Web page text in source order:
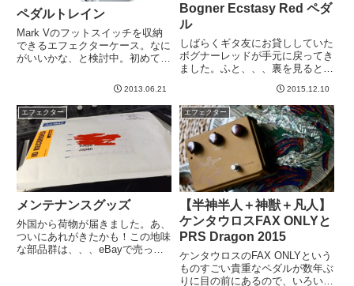
ペダルトレイン
Mark Vのフットスイッチを収納
できるエフェクターケース。なに
がいいかな、と検討中。初めての
知ったのですが、次のような点は
盲点だった。・電源ケーブルやパ
ッチケーブルの取り回しに意外に
スペースが必要新しく作る場...
2013.06.21
Bogner Ecstasy Red ペダ
ル
しばらくギタ友にお貸ししていた
ボグナーレッドが手元に戻ってき
ました。ふと、、、裏を見ると電
となく外してみました。写真わか
りにくいですが、マイナスのネジ
で、ギターのピックで回せます。
スタジオとかで交換するとなる
と...
2015.12.10
エフェクター
メンテナンスグッズ
外国から荷物が届きました。あ、
ついにあれがきたかも！この地味
な部品群は、、、eBayで売って
エフェクター
【半神半人＋神獣＋凡人】
ケンタウロスFAX ONLYと
PRS Dragon 2015
ケンタウロスのFAX ONLYという
ものすごい貴重なペダルが数年ぶ
りに目の前にあるので、いろいろ